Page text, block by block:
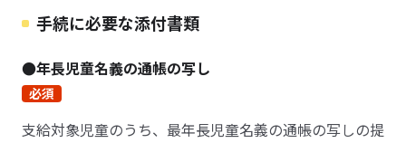
手続に必要な添付書類
●年長児童名義の通帳の写し
必須
支給対象児童のうち、最年長児童名義の通帳の写しの提